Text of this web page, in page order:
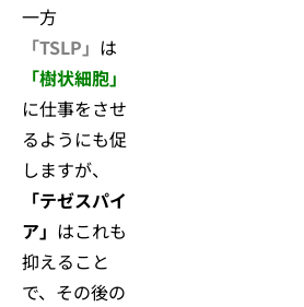
一方
「TSLP」 は
「樹状細胞」
に仕事をさせ
るようにも促
しますが、
「テゼスパイ
ア」 はこれも
抑えること
で、その後の